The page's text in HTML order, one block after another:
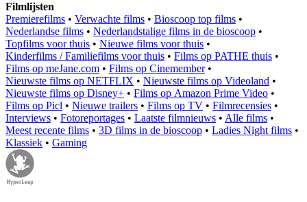
Filmlijsten
Premierefilms • Verwachte films • Bioscoop top films •
Nederlandse films • Nederlandstalige films in de bioscoop •
Topfilms voor thuis • Nieuwe films voor thuis •
Kinderfilms / Familiefilms voor thuis • Films op PATHE thuis •
Films op meJane.com • Films op Cinemember•
Nieuwste films op NETFLIX • Nieuwste films op Videoland •
Nieuwste films op Disney+ • Films op Amazon Prime Video •
Films op Picl • Nieuwe trailers • Films op TV • Filmrecensies •
Interviews • Fotoreportages • Laatste filmnieuws • Alle films •
Meest recente films • 3D films in de bioscoop • Ladies Night films •
Klassiek • Gaming